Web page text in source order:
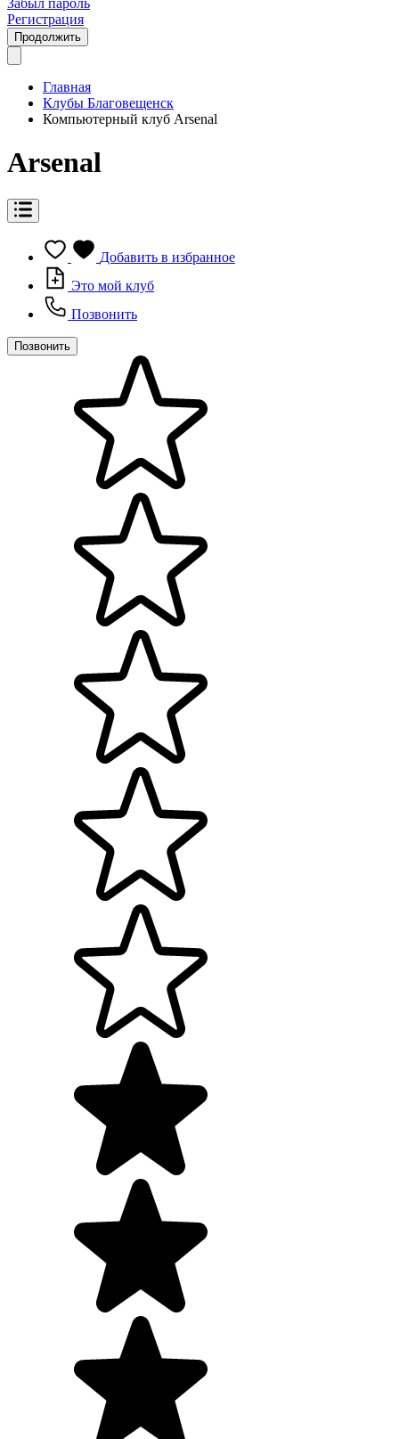
Забыл пароль
Регистрация
Продолжить
Главная
Клубы Благовещенск
Компьютерный клуб Arsenal
Arsenal
Добавить в избранное
Это мой клуб
Позвонить
Позвонить